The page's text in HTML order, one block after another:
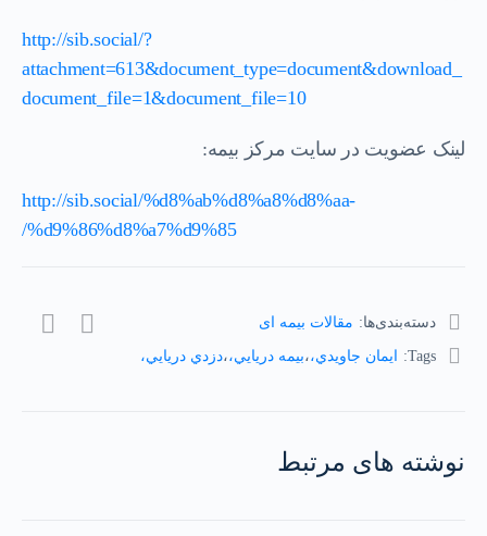
http://sib.social/?
attachment=613&document_type=document&download_
document_file=1&document_file=10
لينک عضويت در سايت مرکز بيمه:
http://sib.social/%d8%ab%d8%a8%d8%aa-
%d9%86%d8%a7%d9%85/
دسته‌بندی‌ها: مقالات بیمه ای
Tags: ايمان جاويدي،،بيمه دريايي،،دزدي دريايي،
نوشته های مرتبط